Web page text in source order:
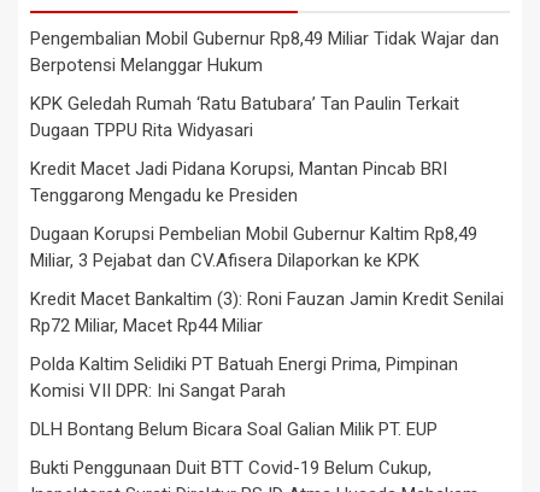
Pengembalian Mobil Gubernur Rp8,49 Miliar Tidak Wajar dan
Berpotensi Melanggar Hukum
KPK Geledah Rumah ‘Ratu Batubara’ Tan Paulin Terkait
Dugaan TPPU Rita Widyasari
Kredit Macet Jadi Pidana Korupsi, Mantan Pincab BRI
Tenggarong Mengadu ke Presiden
Dugaan Korupsi Pembelian Mobil Gubernur Kaltim Rp8,49
Miliar, 3 Pejabat dan CV.Afisera Dilaporkan ke KPK
Kredit Macet Bankaltim (3): Roni Fauzan Jamin Kredit Senilai
Rp72 Miliar, Macet Rp44 Miliar
Polda Kaltim Selidiki PT Batuah Energi Prima, Pimpinan
Komisi VII DPR: Ini Sangat Parah
DLH Bontang Belum Bicara Soal Galian Milik PT. EUP
Bukti Penggunaan Duit BTT Covid-19 Belum Cukup,